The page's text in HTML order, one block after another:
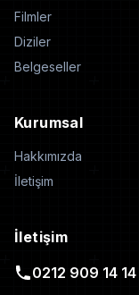
Filmler
Diziler
Belgeseller
Kurumsal
Hakkımızda
İletişim
İletişim
0212 909 14 14